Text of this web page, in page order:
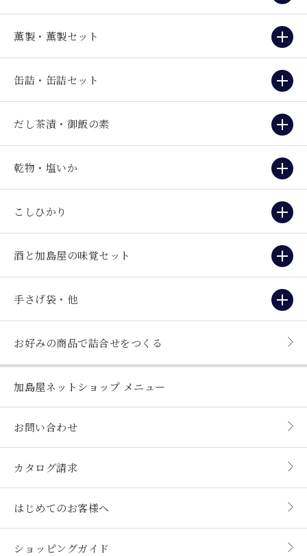
薫製・薫製セット
缶詰・缶詰セット
だし茶漬・御飯の素
乾物・塩いか
こしひかり
酒と加島屋の味覚セット
手さげ袋・他
お好みの商品で詰合せをつくる
加島屋ネットショップ メニュー
お問い合わせ
カタログ請求
はじめてのお客様へ
ショッピングガイド